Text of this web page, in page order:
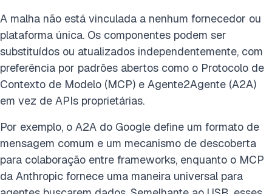
A malha não está vinculada a nenhum fornecedor ou
plataforma única. Os componentes podem ser
substituídos ou atualizados independentemente, com
preferência por padrões abertos como o Protocolo de
Contexto de Modelo (MCP) e Agente2Agente (A2A)
em vez de APIs proprietárias.
Por exemplo, o A2A do Google define um formato de
mensagem comum e um mecanismo de descoberta
para colaboração entre frameworks, enquanto o MCP
da Anthropic fornece uma maneira universal para